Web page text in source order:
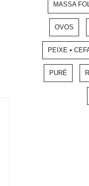
MASSA
OVOS
PEIXE •
PURÉ